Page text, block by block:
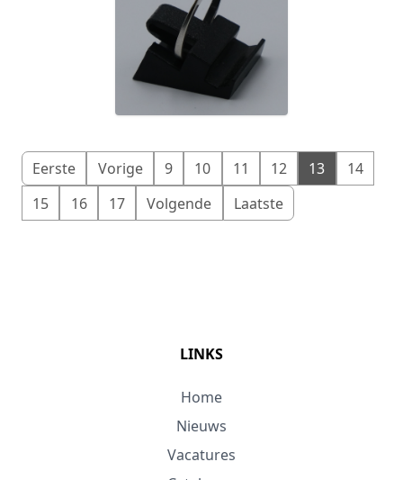
Eerste Vorige 9 10 11 12 13
14
15
16 17 Volgende Laatste
LINKS
Home
Nieuws
Vacatures